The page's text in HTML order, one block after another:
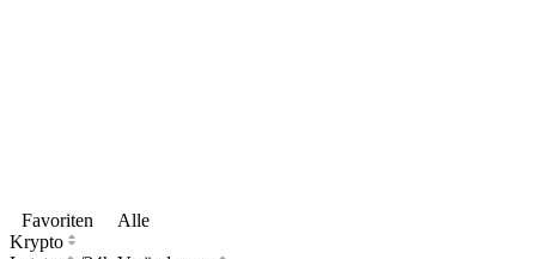
Favoriten
Alle
Krypto